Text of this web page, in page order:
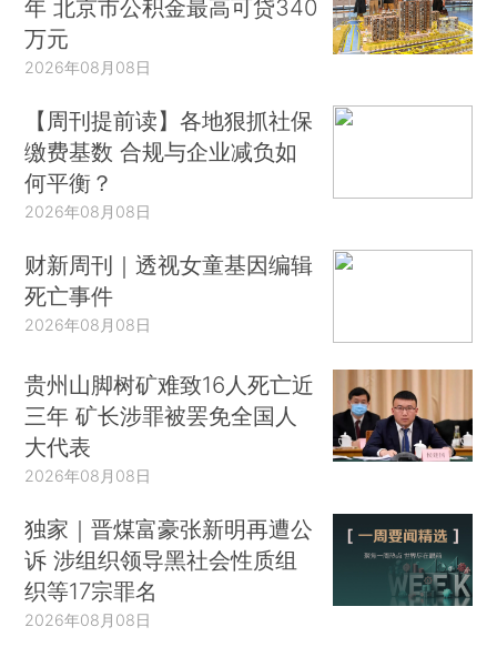
年 北京市公积金最高可贷340
万元
2026年08月08日
【周刊提前读】各地狠抓社保
缴费基数 合规与企业减负如
何平衡？
2026年08月08日
财新周刊｜透视女童基因编辑
死亡事件
2026年08月08日
贵州山脚树矿难致16人死亡近
三年 矿长涉罪被罢免全国人
大代表
2026年08月08日
独家｜晋煤富豪张新明再遭公
诉 涉组织领导黑社会性质组
织等17宗罪名
2026年08月08日